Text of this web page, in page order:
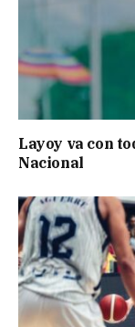
Layoy va con
Nacional